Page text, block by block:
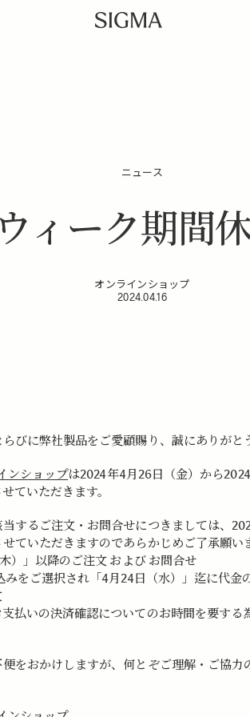
ニュース
ィーク期間
オンラインショップ
2024.04.16
びに弊社製品をご愛顧賜り、誠にありがと
ンショップは2024年4月26日（金）から
ていただきます。
するご注文・お問合せにつきましては、
ていただきますのであらかじめご了承願い
）」以降のご注文 および お問合せ
みをご選択され「4月24日（水）」迄に代金
支払いの決済確認についてのお時間を要する
をおかけしますが、何とぞご理解・ご協力